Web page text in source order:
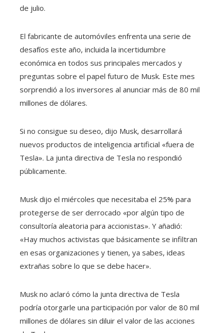
de julio.
El fabricante de automóviles enfrenta una serie de
desafíos este año, incluida la incertidumbre
económica en todos sus principales mercados y
preguntas sobre el papel futuro de Musk. Este mes
sorprendió a los inversores al anunciar más de 80 mil
millones de dólares.
Si no consigue su deseo, dijo Musk, desarrollará
nuevos productos de inteligencia artificial «fuera de
Tesla». La junta directiva de Tesla no respondió
públicamente.
Musk dijo el miércoles que necesitaba el 25% para
protegerse de ser derrocado «por algún tipo de
consultoría aleatoria para accionistas». Y añadió:
«Hay muchos activistas que básicamente se infiltran
en esas organizaciones y tienen, ya sabes, ideas
extrañas sobre lo que se debe hacer».
Musk no aclaró cómo la junta directiva de Tesla
podría otorgarle una participación por valor de 80 mil
millones de dólares sin diluir el valor de las acciones